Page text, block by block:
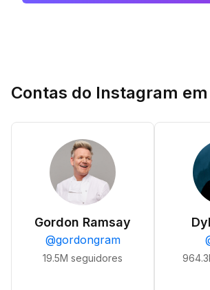
Contas do Instagram
Gordon Ramsay
@gordongram
19.5M seguidores